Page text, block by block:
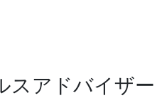
スアドバイザー